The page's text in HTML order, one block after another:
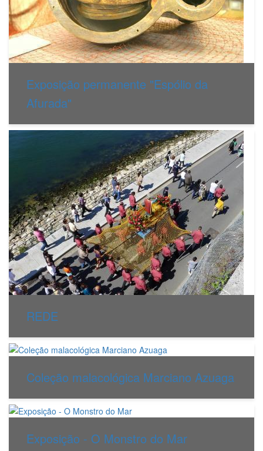
Exposição permanente "Espólio da
Afurada"
REDE
Coleção malacológica Marciano Azuaga
Exposição - O Monstro do Mar